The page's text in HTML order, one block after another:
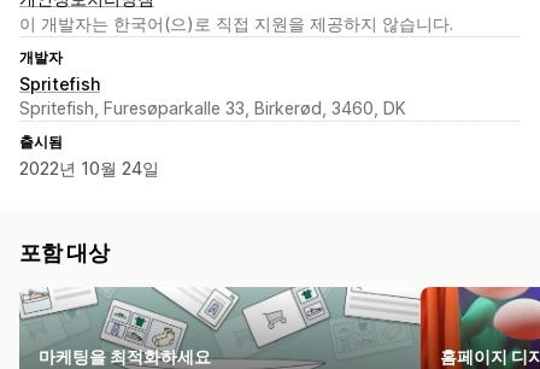
이 개발자는 한국어(으)로 직접 지원을 제공하지 않습니다.
개발자
Spritefish
Spritefish, Furesøparkalle 33, Birkerød, 3460, DK
출시됨
2022년 10월 24일
포함 대상
마케팅을 최적화하세요 홈페이지 디